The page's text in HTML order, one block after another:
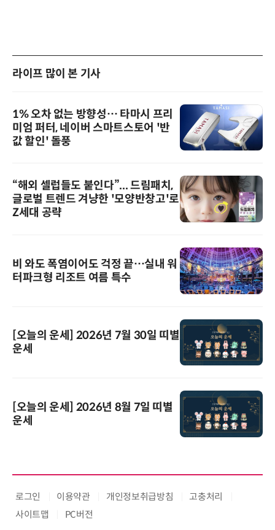
라이프 많이 본 기사
1% 오차 없는 방향성… 타마시 프리
미엄 퍼터, 네이버 스마트스토어 '반
값 할인' 돌풍
“해외 셀럽들도 붙인다”... 드림패치,
글로벌 트렌드 겨냥한 '모양반창고'로
Z세대 공략
비 와도 폭염이어도 걱정 끝…실내 워
터파크형 리조트 여름 특수
[오늘의 운세] 2026년 7월 30일 띠별
운세
[오늘의 운세] 2026년 8월 7일 띠별
운세
로그인 이용약관 개인정보취급방침
고충처리
사이트맵
PC버전